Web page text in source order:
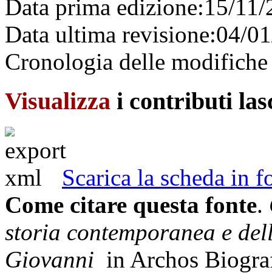
Data prima edizione:15/11/
Data ultima revisione:04/
Cronologia delle
Visualizza i contributi
Scarica la scheda in
Come citare questa fonte.
storia contemporanea e
Giovanni in Archos